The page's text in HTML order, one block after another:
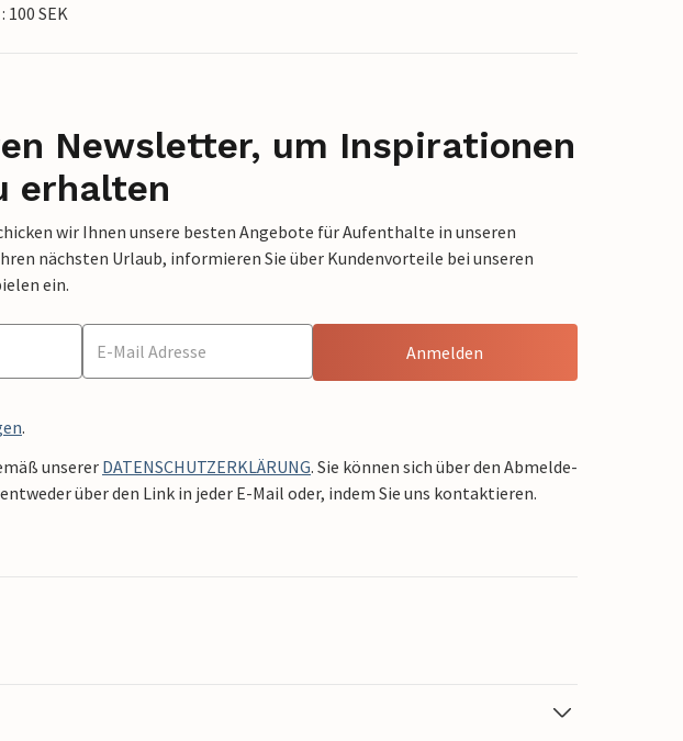
SEK
Newsletter, um Inspirationen
erhalten
wir Ihnen unsere besten Angebote für Aufenthalte in unseren
nächsten Urlaub, informieren Sie über Kundenvorteile bei unseren
ein.
Anmelden
.
unserer DATENSCHUTZERKLÄRUNG. Sie können sich über den Abmelde-
über den Link in jeder E-Mail oder, indem Sie uns kontaktieren.